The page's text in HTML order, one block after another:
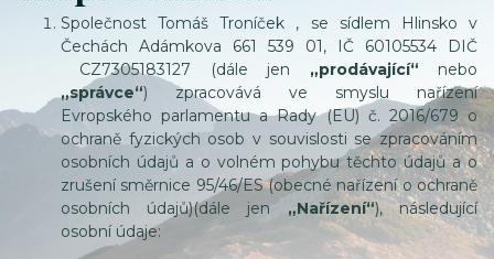
Společnost Tomáš Troníček , se sídlem Hlinsko v
Čechách Adámkova 661 539 01, IČ 60105534 DIČ
CZ7305183127 (dále jen „prodávající“ nebo
„správce“) zpracovává ve smyslu nařízení
Evropského parlamentu a Rady (EU) č. 2016/679 o
ochraně fyzických osob v souvislosti se zpracováním
osobních údajů a o volném pohybu těchto údajů a o
zrušení směrnice 95/46/ES (obecné nařízení o ochraně
osobních údajů)(dále jen „Nařízení“), následující
osobní údaje: